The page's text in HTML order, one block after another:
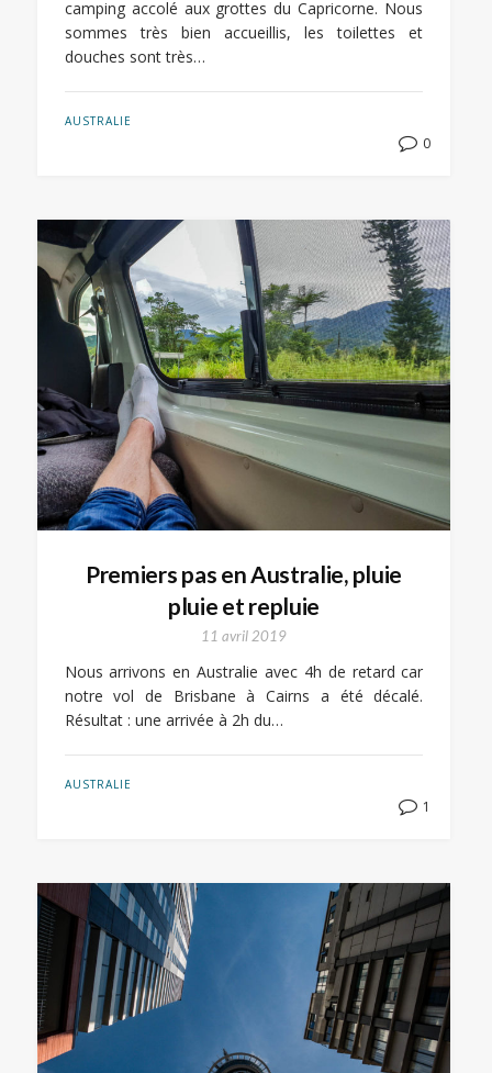
camping accolé aux grottes du Capricorne. Nous
sommes très bien accueillis, les toilettes et
douches sont très…
AUSTRALIE
0
Premiers pas en Australie, pluie
pluie et repluie
11 avril 2019
Nous arrivons en Australie avec 4h de retard car
notre vol de Brisbane à Cairns a été décalé.
Résultat : une arrivée à 2h du…
AUSTRALIE
1